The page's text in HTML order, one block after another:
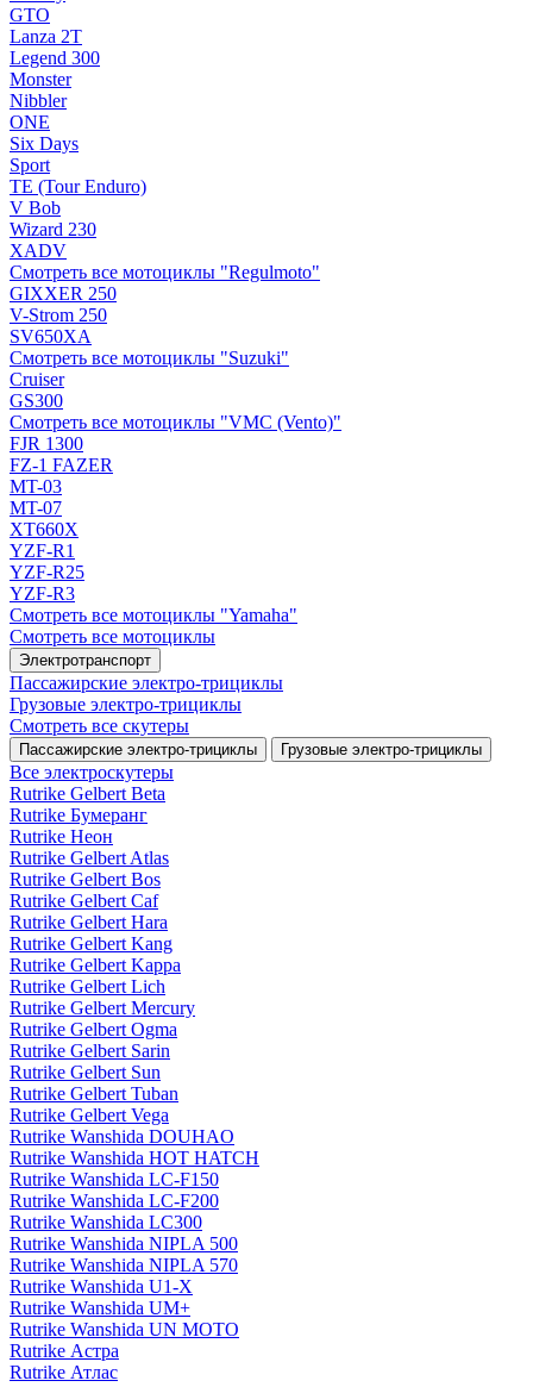
GTO
Lanza 2T
Legend 300
Monster
Nibbler
ONE
Six Days
Sport
TE (Tour Enduro)
V Bob
Wizard 230
XADV
Смотреть все мотоциклы "Regulmoto"
GIXXER 250
V-Strom 250
SV650XA
Смотреть все мотоциклы "Suzuki"
Cruiser
GS300
Смотреть все мотоциклы "VMC (Vento)"
FJR 1300
FZ-1 FAZER
MT-03
MT-07
XT660X
YZF-R1
YZF-R25
YZF-R3
Смотреть все мотоциклы "Yamaha"
Смотреть все мотоциклы
Электротранспорт
Пассажирские электро‑трициклы
Грузовые электро‑трициклы
Смотреть все скутеры
Пассажирские электро‑трициклы Грузовые электро‑трициклы
Все электро­скутеры
Rutrike Gelbert Beta
Rutrike Бумеранг
Rutrike Неон
Rutrike Gelbert Atlas
Rutrike Gelbert Bos
Rutrike Gelbert Caf
Rutrike Gelbert Hara
Rutrike Gelbert Kang
Rutrike Gelbert Kappa
Rutrike Gelbert Lich
Rutrike Gelbert Mercury
Rutrike Gelbert Ogma
Rutrike Gelbert Sarin
Rutrike Gelbert Sun
Rutrike Gelbert Tuban
Rutrike Gelbert Vega
Rutrike Wanshida DOUHAO
Rutrike Wanshida HOT HATCH
Rutrike Wanshida LC-F150
Rutrike Wanshida LC-F200
Rutrike Wanshida LC300
Rutrike Wanshida NIPLA 500
Rutrike Wanshida NIPLA 570
Rutrike Wanshida U1-X
Rutrike Wanshida UM+
Rutrike Wanshida UN MOTO
Rutrike Астра
Rutrike Атлас